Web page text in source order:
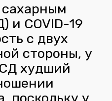
и COVID-19
с двух
стороны, у
худший
поскольку у